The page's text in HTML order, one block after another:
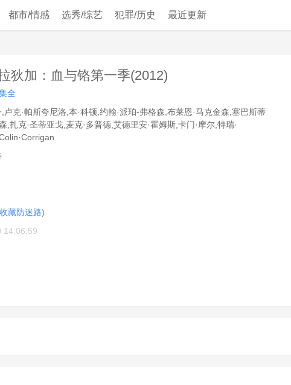
都市/情感 选秀/综艺 犯罪/历史 最近更新
狄加：血与铬第一季(2012)
全
卢克·帕斯夸尼洛,本·科顿,约翰·派珀-弗格森,布莱恩·马克金森,塞巴斯蒂
,扎克·圣蒂亚戈,麦克·多普德,艾德里安·霍姆斯,卡门·摩尔,特瑞·
藏防迷路)
14:06:59